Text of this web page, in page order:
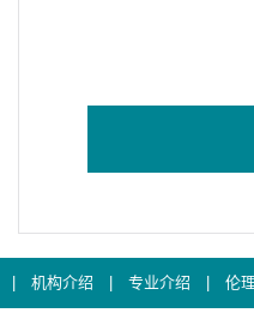
机构介绍 专业介绍 伦